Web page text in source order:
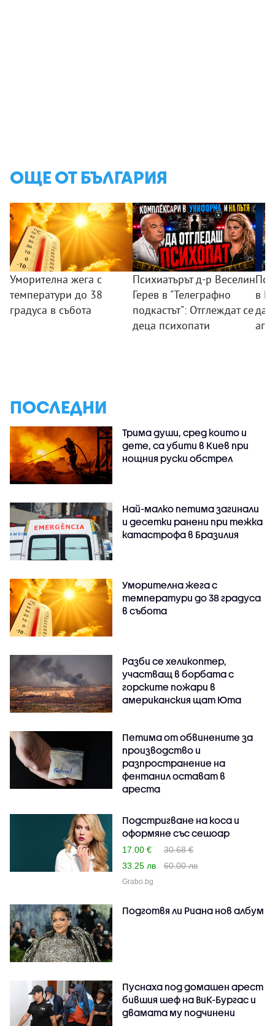
ОЩЕ ОТ БЪЛГАРИЯ
Уморителна жега с
температури до 38
градуса в събота
Психиатърът д-р Веселин
Герев в "Телеграфно
подкастът": Отглеждат се
деца психопати
в
ПОСЛЕДНИ
Трима души, сред които и
дете, са убити в Киев при
нощния руски обстрел
Най-малко петима загинали
и десетки ранени при тежка
катастрофа в Бразилия
Уморителна жега с
температури до 38 градуса
в събота
Разби се хеликоптер,
участващ в борбата с
горските пожари в
американския щат Юта
Петима от обвинените за
производство и
разпространение на
фентанил остават в
ареста
Подстригване на коса и
оформяне със сешоар
17.00 €
30.68 €
33.25 лв
60.00 лв
Grabo.bg
Подготвя ли Риана нов албум
Пуснаха под домашен арест
бившия шеф на ВиК-Бургас и
двамата му подчинени